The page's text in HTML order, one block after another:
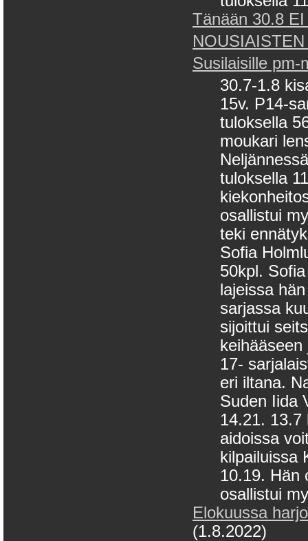
Tänään 30.8
Susilaisille pm-
30.7-1.8
15v. P14-
tuloksella
moukari
tuloksella
osallistui
teki
Sofia
50kpl.
lajeissa
sarjassa
sijoittui
17-
eri iltana.
Suden Iida
14.21. 13.7
aidoissa
kilpailuissa
10.19. Hän
osallistui
Elokuussa
(1.8.2022)